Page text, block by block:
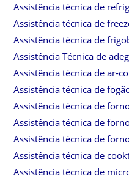
Assistência técnica de
Assistência técnica de
Assistência técnica de
Assistência Técnica de
Assistência técnica de ar-
Assistência técnica de
Assistência técnica de
Assistência técnica de
Assistência técnica de
Assistência técnica de
Assistência técnica de